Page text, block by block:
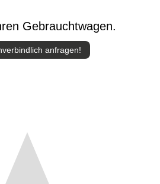
Gebrauchtwagen.
anfragen!